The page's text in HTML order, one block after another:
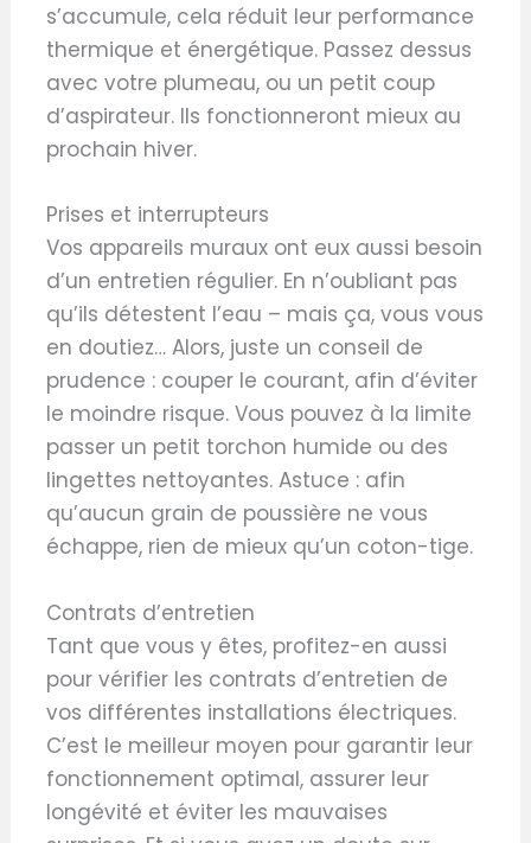
s’accumule, cela réduit leur performance
thermique et énergétique. Passez dessus
avec votre plumeau, ou un petit coup
d’aspirateur. Ils fonctionneront mieux au
prochain hiver.
Prises et interrupteurs
Vos appareils muraux ont eux aussi besoin
d’un entretien régulier. En n’oubliant pas
qu’ils détestent l’eau – mais ça, vous vous
en doutiez… Alors, juste un conseil de
prudence : couper le courant, afin d’éviter
le moindre risque. Vous pouvez à la limite
passer un petit torchon humide ou des
lingettes nettoyantes. Astuce : afin
qu’aucun grain de poussière ne vous
échappe, rien de mieux qu’un coton-tige.
Contrats d’entretien
Tant que vous y êtes, profitez-en aussi
pour vérifier les contrats d’entretien de
vos différentes installations électriques.
C’est le meilleur moyen pour garantir leur
fonctionnement optimal, assurer leur
longévité et éviter les mauvaises